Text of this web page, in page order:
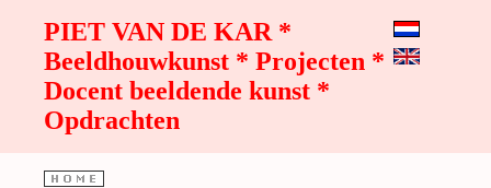
PIET VAN DE KAR *
Beeldhouwkunst * Projecten *
Docent beeldende kunst *
Opdrachten